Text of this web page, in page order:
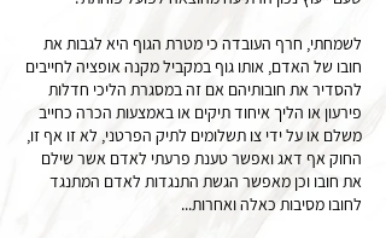
לשמחתי, חרף העובדה כי מטרת הגוף היא לגבות את
חובו של האדם, אותו גוף במקביל מקנה אופציה לחייבים
להסדיר את חובותיהם אם זה במסגרת הליכי חדלות
פירעון או הליך איחוד תיקים או באמצעות הכרה כחייב
משלם או על ידי צו תשלומים לתיק הפרטני, לא זו אף זו,
החוק אף דאג ואפשר טענת פרעתי לאדם אשר שילם
את חובו וכן מאפשר הגשת התנגדות לאדם המתנגד
לחובו מסיבות כאלה ואחרות...